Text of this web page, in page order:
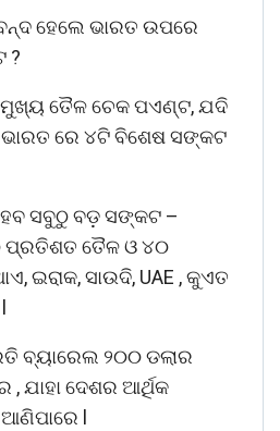
ହେଲେ ଭାରତ ଉପରେ
?
ତୈଳ ଚେକ ପଏଣ୍ଟ, ଯଦି
ଭାରତ ରେ ୪ଟି ବିଶେଷ ସଙ୍କଟ
ସବୁଠୁ ବଡ଼ ସଙ୍କଟ –
ପ୍ରତିଶତ ତୈଳ ଓ ୪୦
ଇରାକ, ସାଉଦି, UAE , କୁଏତ
ବ୍ୟାରେଲ ୨୦୦ ଡଲାର
ଯାହା ଦେଶର ଆର୍ଥିକ
l